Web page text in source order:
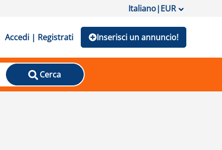
Italiano|EUR
Accedi | Registrati Inserisci un annuncio!
Cerca